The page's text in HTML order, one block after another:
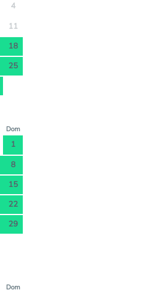
4
11
18
25
Dom
1
8
15
22
29
Dom